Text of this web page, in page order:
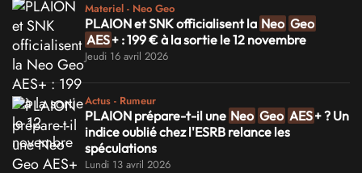
Materiel - Neo Geo
PLAION et SNK officialisent la Neo Geo
AES+ : 199 € à la sortie le 12 novembre
Jeudi 16 avril 2026
Actus - Rumeur
PLAION prépare-t-il une Neo Geo AES+ ? Un
indice oublié chez l'ESRB relance les
spéculations
Lundi 13 avril 2026